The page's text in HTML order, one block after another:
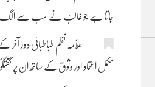
جاتا ہے جو غالبؔ نے سب سے الگ
علّامہ نظم طباطبائی دورِ آخر
مکمل اعتماد اور وثوق کے ساتھ ان